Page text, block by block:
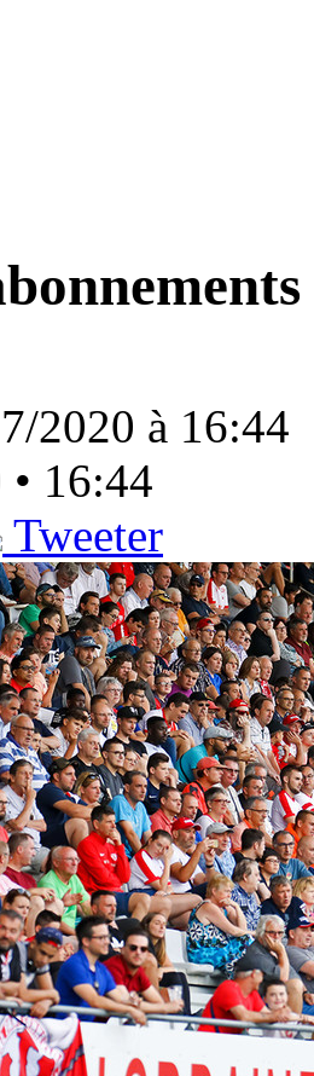
2020 à 16:44
16:44
Tweeter